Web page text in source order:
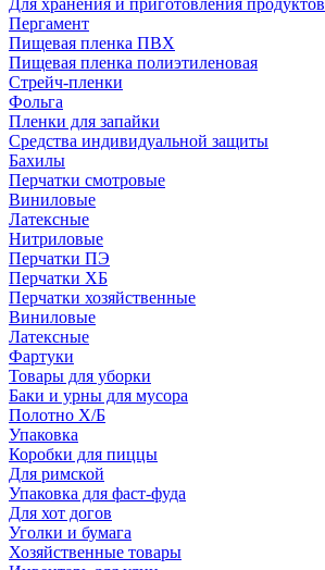
Для хранения и приготовления продуктов
Пергамент
Пищевая пленка ПВХ
Пищевая пленка полиэтиленовая
Стрейч-пленки
Фольга
Пленки для запайки
Средства индивидуальной защиты
Бахилы
Перчатки смотровые
Виниловые
Латексные
Нитриловые
Перчатки ПЭ
Перчатки ХБ
Перчатки хозяйственные
Виниловые
Латексные
Фартуки
Товары для уборки
Баки и урны для мусора
Полотно Х/Б
Упаковка
Коробки для пиццы
Для римской
Упаковка для фаст-фуда
Для хот догов
Уголки и бумага
Хозяйственные товары